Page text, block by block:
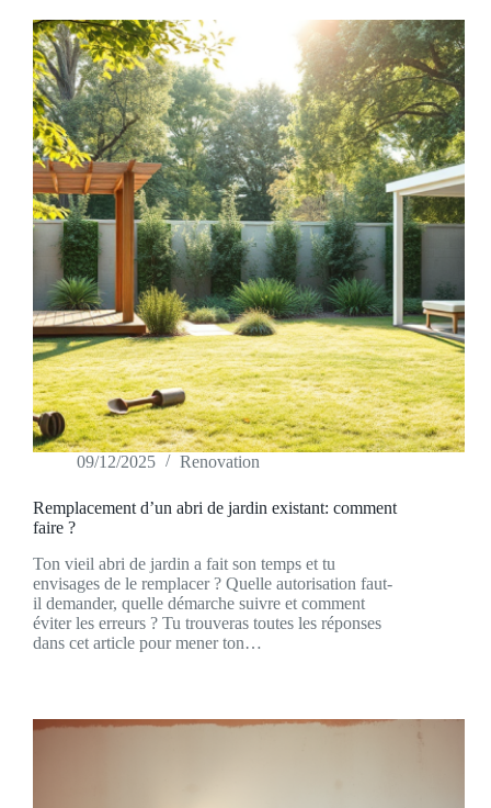
09/12/2025 Renovation
Remplacement d’un abri de jardin existant: comment
faire ?
Ton vieil abri de jardin a fait son temps et tu
envisages de le remplacer ? Quelle autorisation faut-
il demander, quelle démarche suivre et comment
éviter les erreurs ? Tu trouveras toutes les réponses
dans cet article pour mener ton…